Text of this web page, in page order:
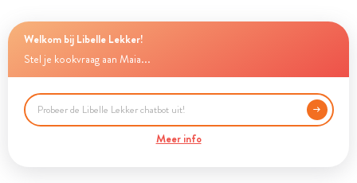
Welkom bij Libelle Lekker!
Stel je kookvraag aan Maia...
Meer info